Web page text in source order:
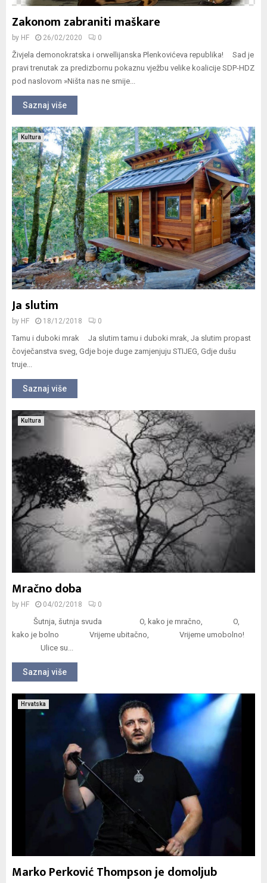
Zakonom zabraniti maškare
by HF 26/02/2020 0
Živjela demonokratska i orwellijanska Plenkovićeva republika! Sad je
pravi trenutak za predizbornu pokaznu vježbu velike koalicije SDP-HDZ
pod naslovom »Ništa nas ne smije...
Saznaj više
Kultura
Ja slutim​
by HF 18/12/2018 0
Tamu i duboki mrak Ja slutim tamu i duboki mrak, Ja slutim propast
čovječanstva sveg, Gdje boje duge zamjenjuju STIJEG, Gdje dušu
truje...
Saznaj više
Kultura
Mračno doba
by HF 04/02/2018 0
Šutnja, šutnja svuda O, kako je mračno, O,
kako je bolno Vrijeme ubitačno, Vrijeme umobolno!
Ulice su...
Saznaj više
Hrvatska
Marko Perković Thompson je domoljub